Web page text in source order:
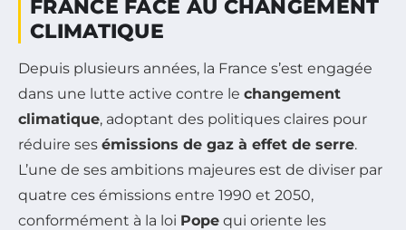
FRANCE FACE AU CHANGEMENT
CLIMATIQUE
Depuis plusieurs années, la France s’est engagée
dans une lutte active contre le changement
climatique, adoptant des politiques claires pour
réduire ses émissions de gaz à effet de serre.
L’une de ses ambitions majeures est de diviser par
quatre ces émissions entre 1990 et 2050,
conformément à la loi Pope qui oriente les